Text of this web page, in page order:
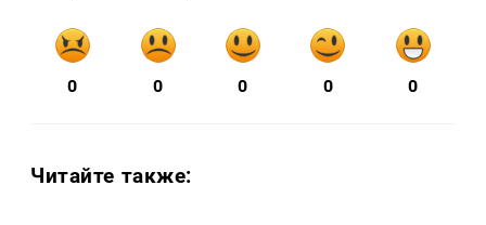
0 0 0 0 0
Читайте также: